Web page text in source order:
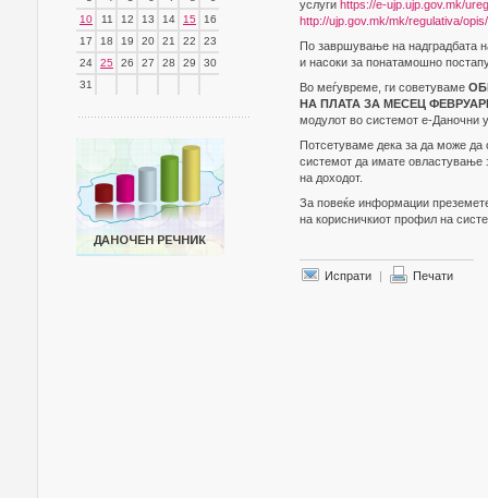
10
11 12 13 14 15
16
17
18 19 20 21 22
23
24
25 26 27 28 29
30
31
услуги https://e-ujp.ujp.gov.mk/ureg
http://ujp.gov.mk/mk/regulativa/
По завршување на надградбата
и насоки за понатамошно
Во меѓувреме, ги советуваме
НА ПЛАТА ЗА МЕСЕЦ
модулот во системот е-Даночни
Потсетуваме дека за да може
системот да имате
на доходот.
За повеќе информации
на корисничкиот профил на
Испрати | Печати